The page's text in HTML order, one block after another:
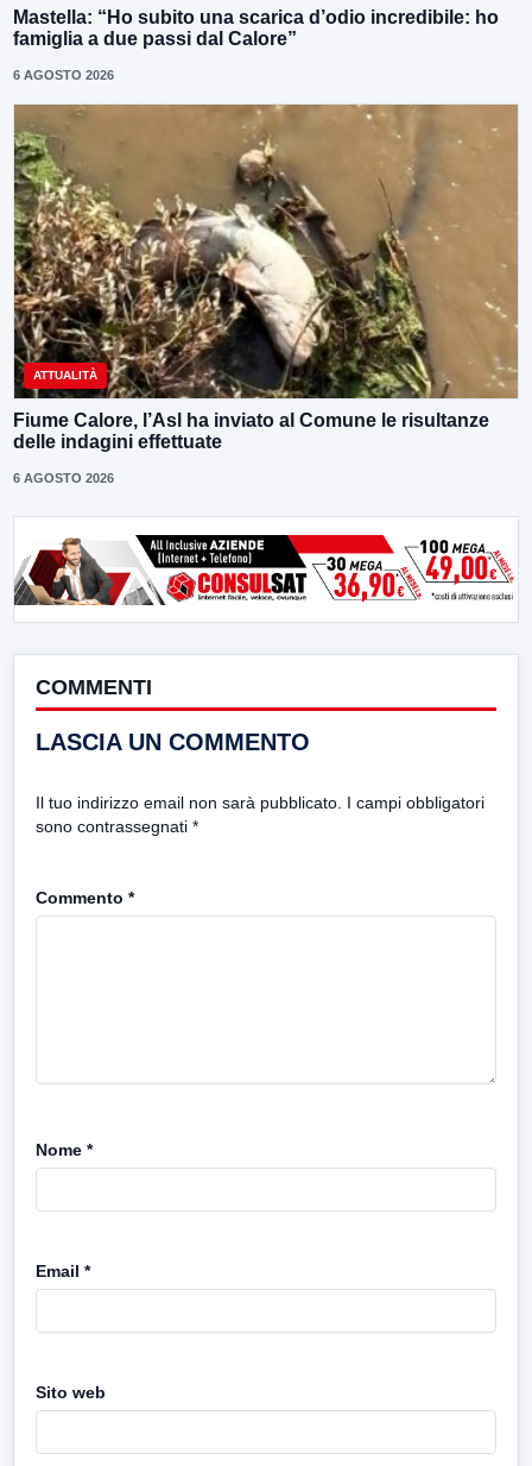
Mastella: “Ho subito una scarica d’odio incredibile: ho
famiglia a due passi dal Calore”
6 AGOSTO 2026
ATTUALITÀ
Fiume Calore, l’Asl ha inviato al Comune le risultanze
delle indagini effettuate
6 AGOSTO 2026
COMMENTI
LASCIA UN COMMENTO
Il tuo indirizzo email non sarà pubblicato. I campi obbligatori
sono contrassegnati *
Commento *
Nome *
Email *
Sito web